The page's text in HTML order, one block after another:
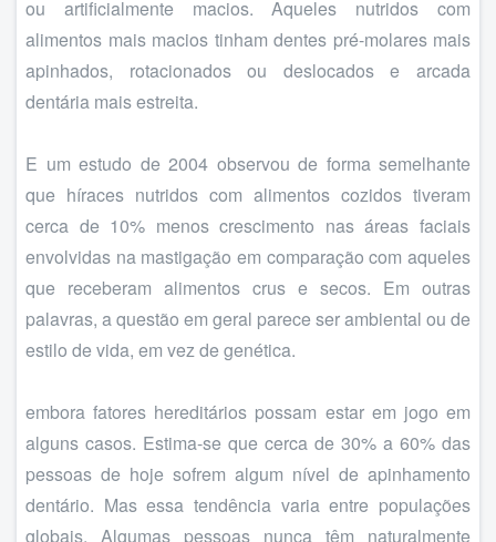
ou artificialmente macios. Aqueles nutridos com
alimentos mais macios tinham dentes pré-molares mais
apinhados, rotacionados ou deslocados e arcada
dentária mais estreita.
E um estudo de 2004 observou de forma semelhante
que híraces nutridos com alimentos cozidos tiveram
cerca de 10% menos crescimento nas áreas faciais
envolvidas na mastigação em comparação com aqueles
que receberam alimentos crus e secos. Em outras
palavras, a questão em geral parece ser ambiental ou de
estilo de vida, em vez de genética.
embora fatores hereditários possam estar em jogo em
alguns casos. Estima-se que cerca de 30% a 60% das
pessoas de hoje sofrem algum nível de apinhamento
dentário. Mas essa tendência varia entre populações
globais. Algumas pessoas nunca têm naturalmente